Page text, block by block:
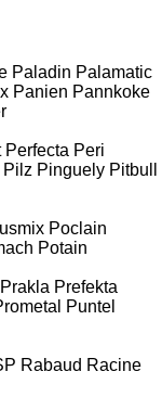
Paladin Palamatic
Panien Pannkoke
Perfecta Peri
Pilz Pinguely Pitbull
Poclain
Potain
Prakla Prefekta
Puntel
Rabaud Racine